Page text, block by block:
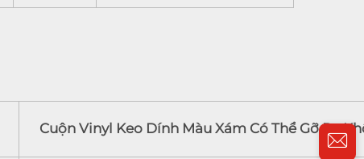
Cuộn Vinyl Keo Dính Màu Xám Có Thể Gỡ Ra